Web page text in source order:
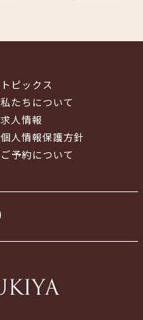
トピックス
私たちについて
求人情報
個人情報保護方針
ご予約について